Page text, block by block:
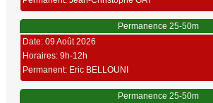
Permanence 25-50m
Date: 09 Août 2026
Horaires: 9h-12h
Permanent: Eric BELLOUNI
Permanence 25-50m